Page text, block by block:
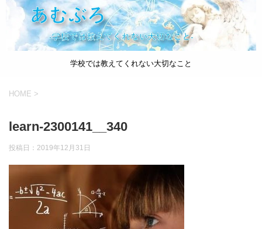
学校では教えてくれない大切なこと
HOME >
learn-2300141__340
投稿日： 2019年12月31日